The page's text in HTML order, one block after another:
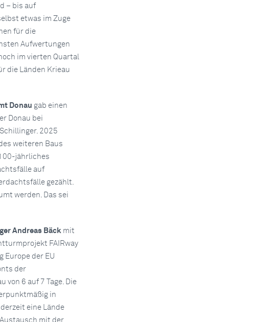
– bis auf
etwas im Zuge
für die
Aufwertungen
im vierten Quartal
die Länden Krieau
Donau gab einen
Donau bei
2025
weiteren Baus
jährliches
auf
gezählt.
werden. Das sei
Andreas Bäckmit
FAIRway
Europe der EU
der
von 6 auf 7 Tage. Die
in
eine Lände
mit der